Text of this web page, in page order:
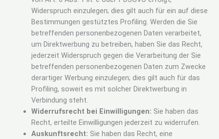
Widerspruch einzulegen; dies gilt auch für ein auf diese
Bestimmungen gestütztes Profiling. Werden die Sie
betreffenden personenbezogenen Daten verarbeitet,
um Direktwerbung zu betreiben, haben Sie das Recht,
jederzeit Widerspruch gegen die Verarbeitung der Sie
betreffenden personenbezogenen Daten zum Zwecke
derartiger Werbung einzulegen; dies gilt auch für das
Profiling, soweit es mit solcher Direktwerbung in
Verbindung steht.
Widerrufsrecht bei Einwilligungen: Sie haben das
Recht, erteilte Einwilligungen jederzeit zu widerrufen.
Auskunftsrecht: Sie haben das Recht, eine